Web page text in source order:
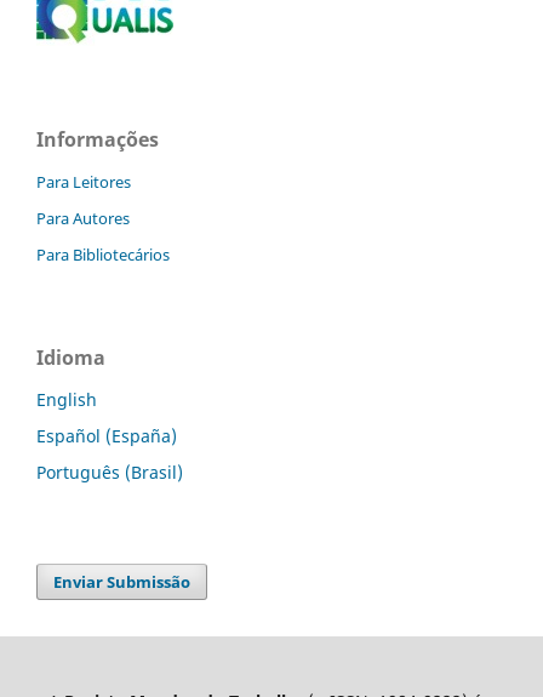
Informações
Para Leitores
Para Autores
Para Bibliotecários
Idioma
English
Español (España)
Português (Brasil)
Enviar Submissão